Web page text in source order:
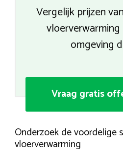
Vergelijk prijzen
omgeving
Vraag gratis
Onderzoek de voordelige
vloerverwarming